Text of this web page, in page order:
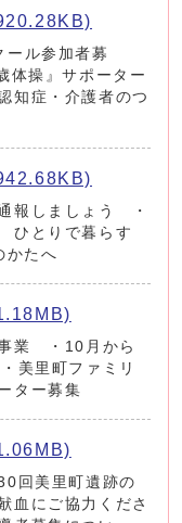
ール参加者募
操』サポーター
知症・介護者のつ
報しましょう ・
とりで暮らす
かたへ
事業 ・10月から
美里町ファミリ
ター募集
回美里町遺跡の
血にご協力くださ